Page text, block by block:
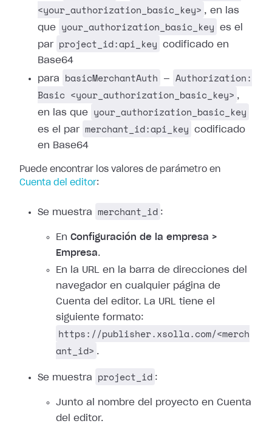
<your_authorization_basic_key> , en las
que
your_authorization_basic_key
es el
par project_id:api_key
codificado en
Base64
para
basicMerchantAuth —
Authorization:
Basic <your_authorization_basic_key> ,
en las que
your_authorization_basic_key
es el par merchant_id:api_key
codificado
en Base64
Puede encontrar los valores de parámetro en
Cuenta del editor:
Se muestra merchant_id :
En Configuración de la empresa >
Empresa.
En la URL en la barra de direcciones del
navegador en cualquier página de
Cuenta del editor. La URL tiene el
siguiente formato:
https://publisher.xsolla.com/<merch
ant_id> .
Se muestra project_id :
Junto al nombre del proyecto en Cuenta
del editor.